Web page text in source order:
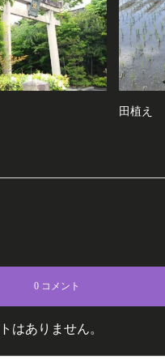
田植え
0 コメント
はありません。